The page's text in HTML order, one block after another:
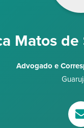
Matos de
Advogado e